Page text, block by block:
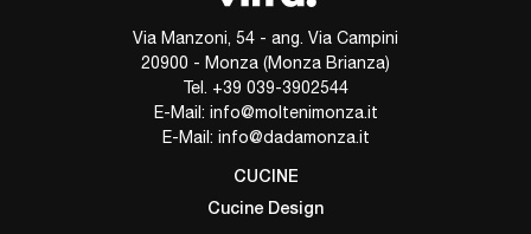
Via Manzoni, 54 - ang. Via Campini
20900 - Monza (Monza Brianza)
Tel. +39 039-3902544
E-Mail: info@moltenimonza.it
E-Mail: info@dadamonza.it
CUCINE
Cucine Design